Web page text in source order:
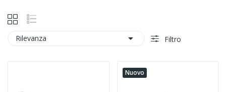
Rilevanza  Filtro
Nuovo